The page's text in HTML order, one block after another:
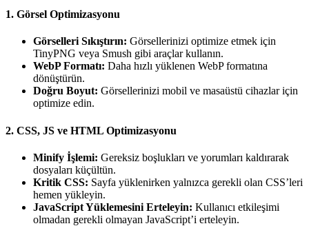
1. Görsel Optimizasyonu
Görselleri Sıkıştırın: Görsellerinizi optimize etmek için
TinyPNG veya Smush gibi araçlar kullanın.
WebP Formatı: Daha hızlı yüklenen WebP formatına
dönüştürün.
Doğru Boyut: Görsellerinizi mobil ve masaüstü cihazlar için
optimize edin.
2. CSS, JS ve HTML Optimizasyonu
Minify İşlemi: Gereksiz boşlukları ve yorumları kaldırarak
dosyaları küçültün.
Kritik CSS: Sayfa yüklenirken yalnızca gerekli olan CSS’leri
hemen yükleyin.
JavaScript Yüklemesini Erteleyin: Kullanıcı etkileşimi
olmadan gerekli olmayan JavaScript’i erteleyin.